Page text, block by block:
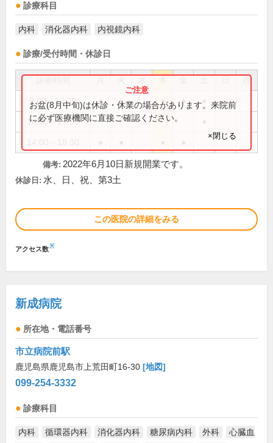
診療科目
内科 消化器内科 内視鏡内科
診療/受付時間・休診日
祝
9:00～12:30 ● ● ● ●
14:00～17:00
お盆(8月中旬)は休診・休業の場合があります。来院前
に必ず医療機関に直接ご確認ください。
×閉じる
備考: 2022年6月10日新規開業です。
休診日: 水、日、祝、第3土
この医院の詳細をみる
アクセス数※
新成病院
所在地・電話番号
市立病院前駅
鹿児島県鹿児島市上荒田町16-30 [地図]
099-254-3332
診療科目
内科 循環器内科 消化器内科 糖尿病内科 外科
心臓血